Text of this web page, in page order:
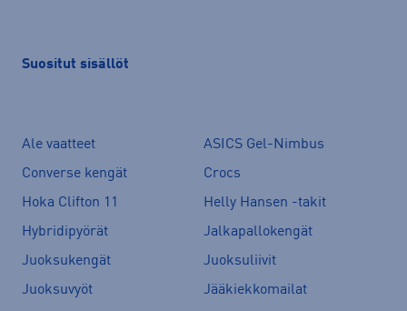
Suositut sisällöt
Ale vaatteet
ASICS Gel-Nimbus
Converse kengät
Crocs
Hoka Clifton 11
Helly Hansen -takit
Hybridipyörät
Jalkapallokengät
Juoksukengät
Juoksuliivit
Juoksuvyöt
Jääkiekkomailat